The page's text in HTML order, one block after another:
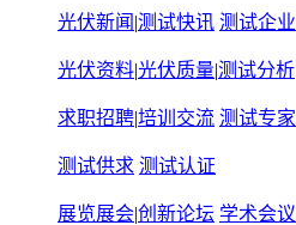
光伏新闻 |测试快讯 测试企业
光伏资料|光伏质量|测试分析
求职招聘|培训交流 测试专家
测试供求 测试认证
展览展会|创新论坛 学术会议